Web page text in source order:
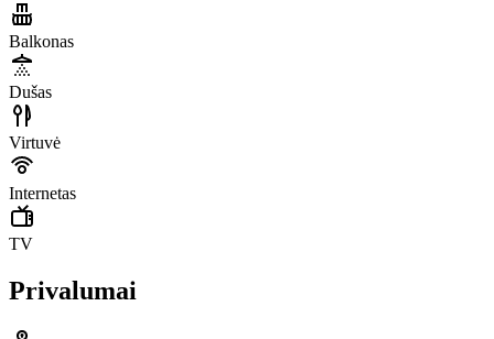
Balkonas
Dušas
Virtuvė
Internetas
TV
Privalumai